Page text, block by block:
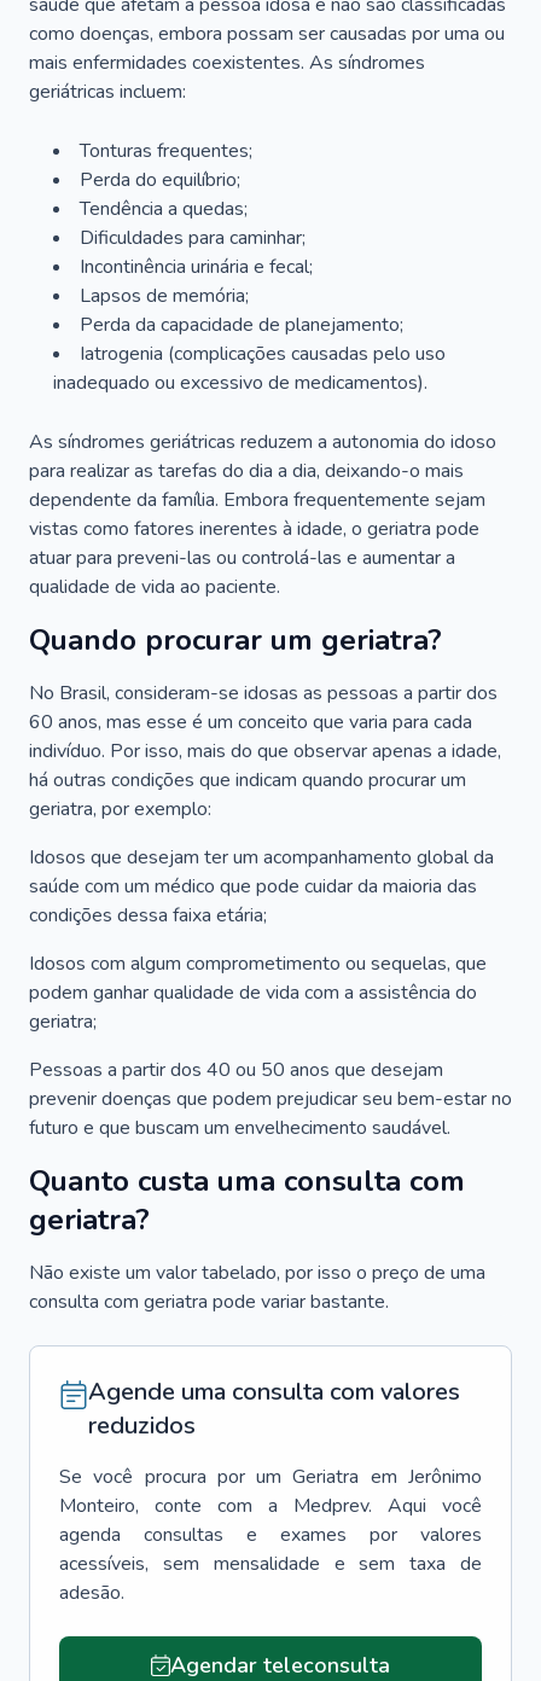
como doenças, embora possam ser causadas por uma ou
mais enfermidades coexistentes. As síndromes
geriátricas incluem:
Tonturas frequentes;
Perda do equilíbrio;
Tendência a quedas;
Dificuldades para caminhar;
Incontinência urinária e fecal;
Lapsos de memória;
Perda da capacidade de planejamento;
Iatrogenia (complicações causadas pelo uso
inadequado ou excessivo de medicamentos).
As síndromes geriátricas reduzem a autonomia do idoso
para realizar as tarefas do dia a dia, deixando-o mais
dependente da família. Embora frequentemente sejam
vistas como fatores inerentes à idade, o geriatra pode
atuar para preveni-las ou controlá-las e aumentar a
qualidade de vida ao paciente.
Quando procurar um geriatra?
No Brasil, consideram-se idosas as pessoas a partir dos
60 anos, mas esse é um conceito que varia para cada
indivíduo. Por isso, mais do que observar apenas a idade,
há outras condições que indicam quando procurar um
geriatra, por exemplo:
Idosos que desejam ter um acompanhamento global da
saúde com um médico que pode cuidar da maioria das
condições dessa faixa etária;
Idosos com algum comprometimento ou sequelas, que
podem ganhar qualidade de vida com a assistência do
geriatra;
Pessoas a partir dos 40 ou 50 anos que desejam
prevenir doenças que podem prejudicar seu bem-estar no
futuro e que buscam um envelhecimento saudável.
Quanto custa uma consulta com
geriatra?
Não existe um valor tabelado, por isso o preço de uma
consulta com geriatra pode variar bastante.
Agende uma consulta com valores
reduzidos
Se você procura por um Geriatra em Jerônimo
Monteiro, conte com a Medprev. Aqui você
agenda consultas e exames por valores
acessíveis, sem mensalidade e sem taxa de
adesão.
Agendar teleconsulta